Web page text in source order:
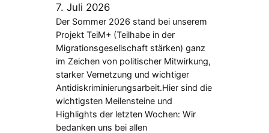
7. Juli 2026
Der Sommer 2026 stand bei unserem
Projekt TeiM+ (Teilhabe in der
Migrationsgesellschaft stärken) ganz
im Zeichen von politischer Mitwirkung,
starker Vernetzung und wichtiger
Antidiskriminierungsarbeit.Hier sind die
wichtigsten Meilensteine und
Highlights der letzten Wochen: Wir
bedanken uns bei allen